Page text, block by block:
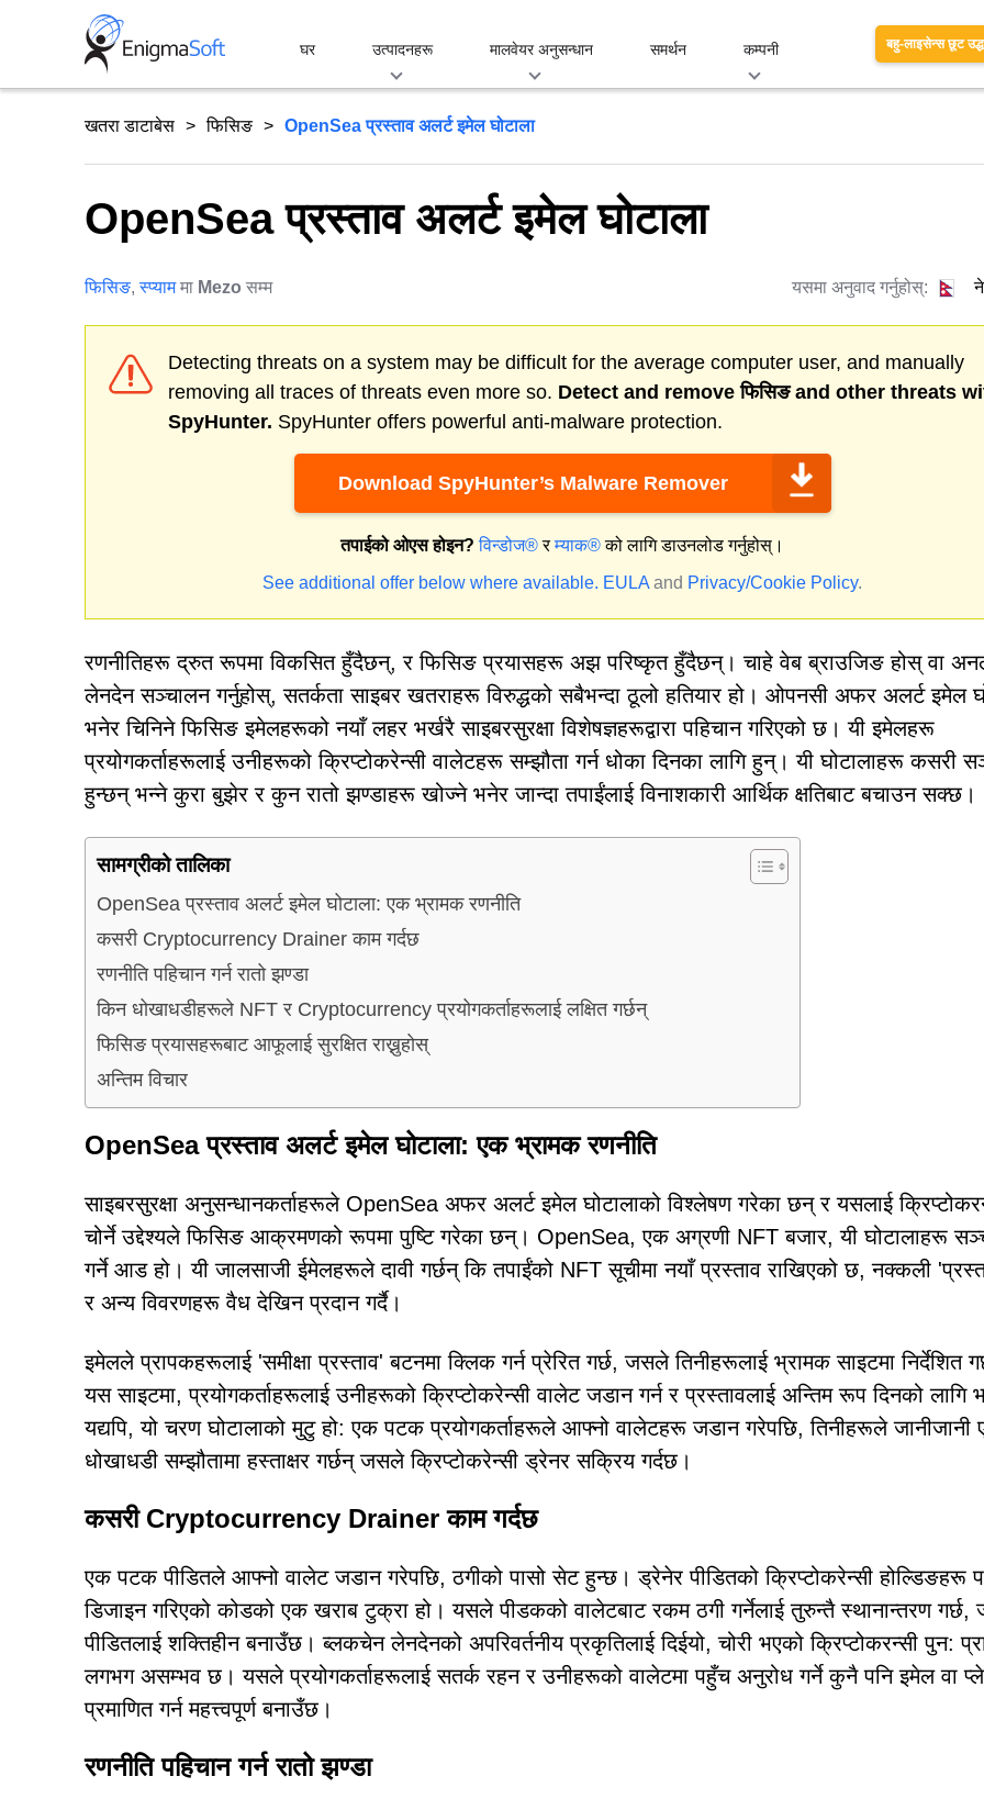
घर उत्पादनहरू मालवेयर अनुसन्धान समर्थन कम्पनी बहु-लाइसेन्स छूट
खतरा डाटाबेस फिसिङ OpenSea प्रस्ताव अलर्ट इमेल घोटाला
OpenSea प्रस्ताव अलर्ट इमेल घोटाला
फिसिङ,स्प्याममा Mezo सम्म यसमा अनुवाद गर्नुहोस्:
Detecting threats on a system may be difficult for the average computer user, and manually
removing all traces of threats even more so. Detect and removeफिसिङand other threats
SpyHunter. SpyHunter offers powerful anti-malware protection.
Download SpyHunter’s Malware Remover
तपाईको ओएस होइन? विन्डोज®रम्याक®को लागि डाउनलोड गर्नुहोस्।
See additional offer below where available. EULA and Privacy/Cookie Policy.
रणनीतिहरू द्रुत रूपमा विकसित हुँदैछन्, र फिसिङ प्रयासहरू अझ परिष्कृत हुँदैछन्। चाहे वेब ब्राउजिङ होस् वा
लेनदेन सञ्चालन गर्नुहोस्, सतर्कता साइबर खतराहरू विरुद्धको सबैभन्दा ठूलो हतियार हो। ओपनसी अफर अलर्ट इमेल
भनेर चिनिने फिसिङ इमेलहरूको नयाँ लहर भर्खरै साइबरसुरक्षा विशेषज्ञहरूद्वारा पहिचान गरिएको छ। यी इमेलहरू
प्रयोगकर्ताहरूलाई उनीहरूको क्रिप्टोकरेन्सी वालेटहरू सम्झौता गर्न धोका दिनका लागि हुन्। यी घोटालाहरू कसरी
हुन्छन् भन्ने कुरा बुझेर र कुन रातो झण्डाहरू खोज्ने भनेर जान्दा तपाईंलाई विनाशकारी आर्थिक क्षतिबाट बचाउन सक्छ।
सामग्रीको तालिका
OpenSea प्रस्ताव अलर्ट इमेल घोटाला: एक भ्रामक रणनीति
कसरी Cryptocurrency Drainer काम गर्दछ
रणनीति पहिचान गर्न रातो झण्डा
किन धोखाधडीहरूले NFT र Cryptocurrency प्रयोगकर्ताहरूलाई लक्षित गर्छन्
फिसिङ प्रयासहरूबाट आफूलाई सुरक्षित राख्नुहोस्
अन्तिम विचार
OpenSea प्रस्ताव अलर्ट इमेल घोटाला: एक भ्रामक रणनीति
साइबरसुरक्षा अनुसन्धानकर्ताहरूले OpenSea अफर अलर्ट इमेल घोटालाको विश्लेषण गरेका छन् र यसलाई
चोर्ने उद्देश्यले फिसिङ आक्रमणको रूपमा पुष्टि गरेका छन्। OpenSea, एक अग्रणी NFT बजार, यी घोटालाहरू
गर्ने आड हो। यी जालसाजी ईमेलहरूले दावी गर्छन् कि तपाईंको NFT सूचीमा नयाँ प्रस्ताव राखिएको छ, नक्कली
र अन्य विवरणहरू वैध देखिन प्रदान गर्दै।
इमेलले प्रापकहरूलाई 'समीक्षा प्रस्ताव' बटनमा क्लिक गर्न प्रेरित गर्छ, जसले तिनीहरूलाई भ्रामक साइटमा निर्देशित
यस साइटमा, प्रयोगकर्ताहरूलाई उनीहरूको क्रिप्टोकरेन्सी वालेट जडान गर्न र प्रस्तावलाई अन्तिम रूप दिनको लागि
यद्यपि, यो चरण घोटालाको मुटु हो: एक पटक प्रयोगकर्ताहरूले आफ्नो वालेटहरू जडान गरेपछि, तिनीहरूले जानीजानी
धोखाधडी सम्झौतामा हस्ताक्षर गर्छन् जसले क्रिप्टोकरेन्सी ड्रेनर सक्रिय गर्दछ।
कसरी Cryptocurrency Drainer काम गर्दछ
एक पटक पीडितले आफ्नो वालेट जडान गरेपछि, ठगीको पासो सेट हुन्छ। ड्रेनेर पीडितको क्रिप्टोकरेन्सी होल्डिङहरू
डिजाइन गरिएको कोडको एक खराब टुक्रा हो। यसले पीडकको वालेटबाट रकम ठगी गर्नेलाई तुरुन्तै स्थानान्तरण
पीडितलाई शक्तिहीन बनाउँछ। ब्लकचेन लेनदेनको अपरिवर्तनीय प्रकृतिलाई दिईयो, चोरी भएको क्रिप्टोकरन्सी पुन:
लगभग असम्भव छ। यसले प्रयोगकर्ताहरूलाई सतर्क रहन र उनीहरूको वालेटमा पहुँच अनुरोध गर्ने कुनै पनि इमेल वा
प्रमाणित गर्न महत्त्वपूर्ण बनाउँछ।
रणनीति पहिचान गर्न रातो झण्डा